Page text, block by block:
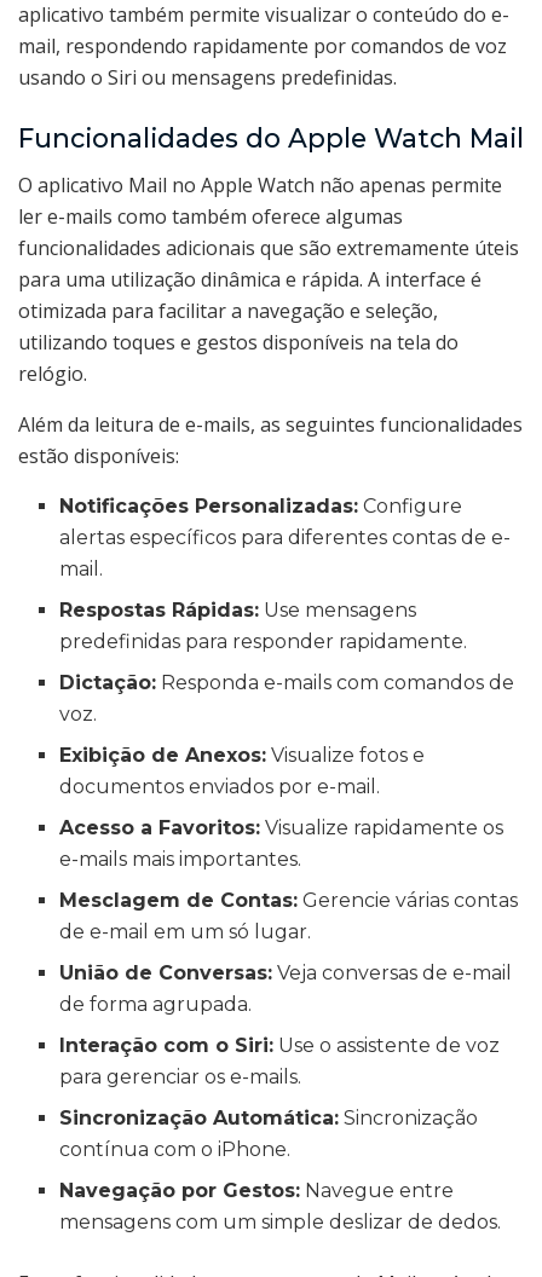
aplicativo também permite visualizar o conteúdo do e-
mail, respondendo rapidamente por comandos de voz
usando o Siri ou mensagens predefinidas.
Funcionalidades do Apple Watch Mail
O aplicativo Mail no Apple Watch não apenas permite
ler e-mails como também oferece algumas
funcionalidades adicionais que são extremamente úteis
para uma utilização dinâmica e rápida. A interface é
otimizada para facilitar a navegação e seleção,
utilizando toques e gestos disponíveis na tela do
relógio.
Além da leitura de e-mails, as seguintes funcionalidades
estão disponíveis:
Notificações Personalizadas: Configure
alertas específicos para diferentes contas de e-
mail.
Respostas Rápidas: Use mensagens
predefinidas para responder rapidamente.
Dictação: Responda e-mails com comandos de
voz.
Exibição de Anexos: Visualize fotos e
documentos enviados por e-mail.
Acesso a Favoritos: Visualize rapidamente os
e-mails mais importantes.
Mesclagem de Contas: Gerencie várias contas
de e-mail em um só lugar.
União de Conversas: Veja conversas de e-mail
de forma agrupada.
Interação com o Siri: Use o assistente de voz
para gerenciar os e-mails.
Sincronização Automática: Sincronização
contínua com o iPhone.
Navegação por Gestos: Navegue entre
mensagens com um simple deslizar de dedos.